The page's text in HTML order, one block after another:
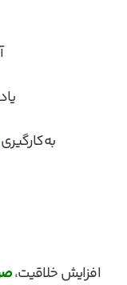
به‌کارگیری
افزایش خلاقیت،